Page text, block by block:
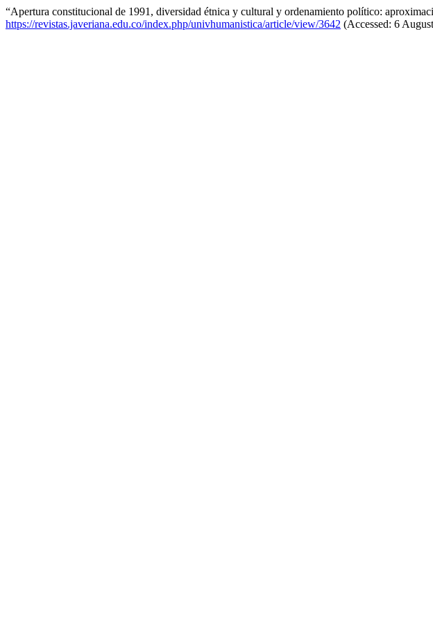
“Apertura constitucional de 1991, diversidad étnica y cultural y ordenamiento político:
https://revistas.javeriana.edu.co/index.php/univhumanistica/article/view/3642 (Accessed: 6